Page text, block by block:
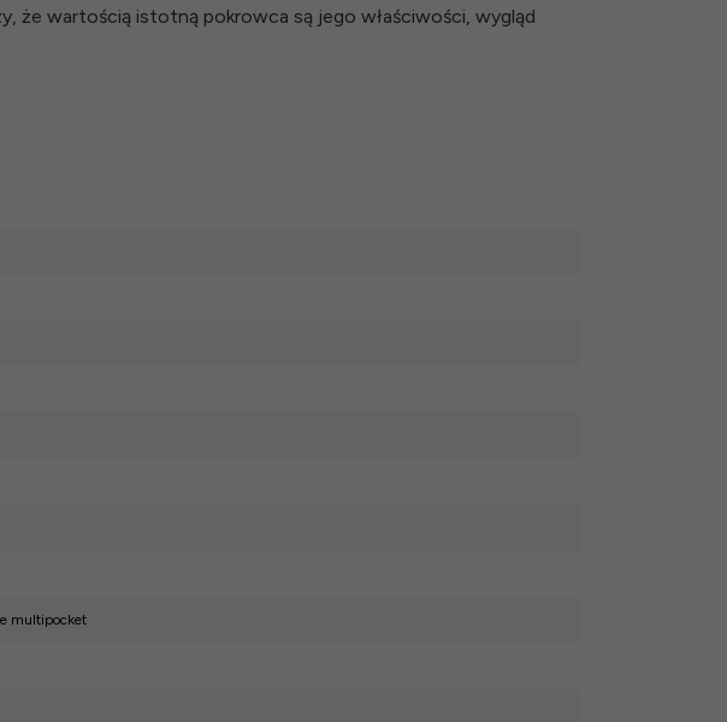
że wartością istotną pokrowca są jego właściwości, wygląd
multipocket